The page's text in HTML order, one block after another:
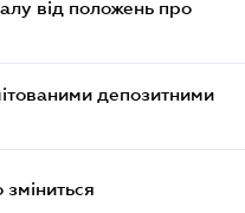
від положень про
депозитними